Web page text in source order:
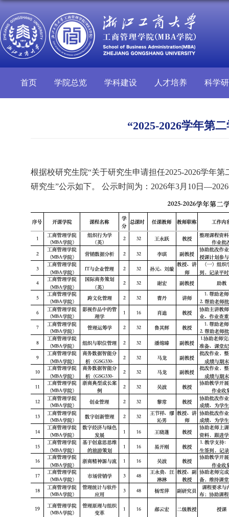
首页 学院总览 学科建设 人才培养 科学
“2025-2026学年第
根据校研究生院“关于研究生申请担任2025-2026学年
研究生”公示如下。 公示时间为：2026年3月10日